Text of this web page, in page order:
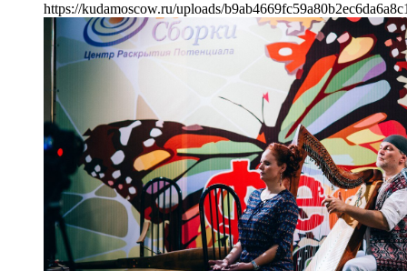
https://kudamoscow.ru/uploads/